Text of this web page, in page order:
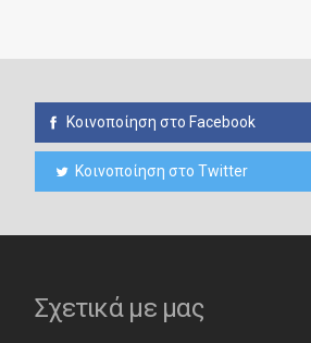
Κοινοποίηση στο Facebook
Κοινοποίηση στο Twitter
Σχετικά με μας